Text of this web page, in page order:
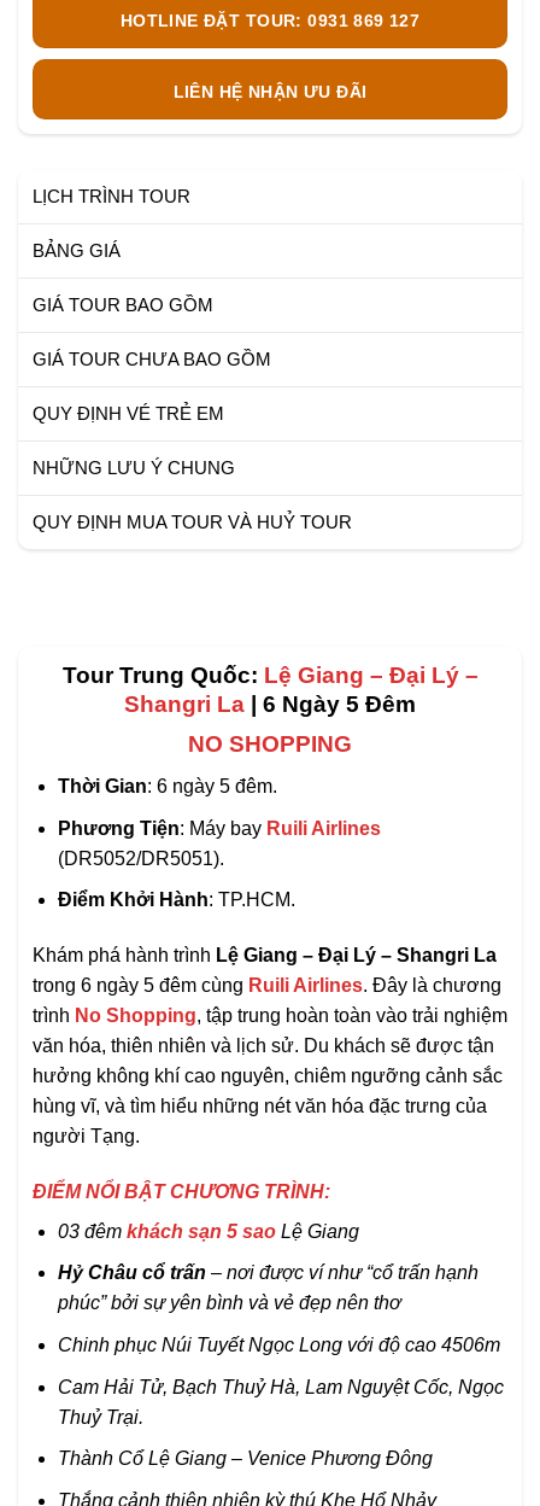
HOTLINE ĐẶT TOUR: 0931 869 127
LIÊN HỆ NHẬN ƯU ĐÃI
LỊCH TRÌNH TOUR
BẢNG GIÁ
GIÁ TOUR BAO GỒM
GIÁ TOUR CHƯA BAO GỒM
QUY ĐỊNH VÉ TRẺ EM
NHỮNG LƯU Ý CHUNG
QUY ĐỊNH MUA TOUR VÀ HUỶ TOUR
Tour Trung Quốc: Lệ Giang – Đại Lý –
Shangri La | 6 Ngày 5 Đêm
NO SHOPPING
Thời Gian: 6 ngày 5 đêm.
Phương Tiện: Máy bay Ruili Airlines
(DR5052/DR5051).
Điểm Khởi Hành: TP.HCM.
Khám phá hành trình Lệ Giang – Đại Lý – Shangri La
trong 6 ngày 5 đêm cùng Ruili Airlines. Đây là chương
trình No Shopping, tập trung hoàn toàn vào trải nghiệm
văn hóa, thiên nhiên và lịch sử. Du khách sẽ được tận
hưởng không khí cao nguyên, chiêm ngưỡng cảnh sắc
hùng vĩ, và tìm hiểu những nét văn hóa đặc trưng của
người Tạng.
ĐIỂM NỔI BẬTCHƯƠNG TRÌNH:
03 đêm khách sạn 5 saoLệGiang
Hỷ Châu cổ trấn – nơi được ví như “cổ trấn hạnh
phúc” bởi sự yên bình và vẻ đẹp nên thơ
Chinh phục Núi Tuyết Ngọc Long với độ cao 4506m
Cam Hải Tử, Bạch Thuỷ Hà, Lam NguyệtCốc, Ngọc
Thuỷ Trại.
Thành Cổ Lệ Giang – Venice Phương Đông
Thắng cảnh thiên nhiên kỳ thú Khe Hổ Nhảy